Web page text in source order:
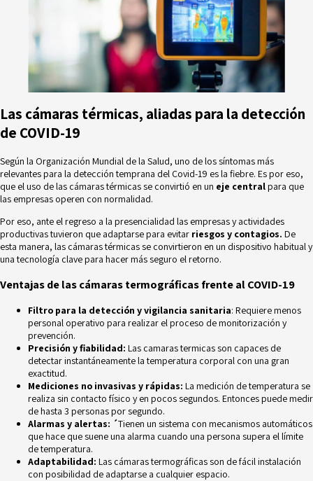
Las cámaras térmicas, aliadas para la detección
de COVID-19
Según la Organización Mundial de la Salud, uno de los síntomas más
relevantes para la detección temprana del Covid-19 es la fiebre. Es por eso,
que el uso de las cámaras térmicas se convirtió en un eje centralpara que
las empresas operen con normalidad.
Por eso, ante el regreso a la presencialidad las empresas y actividades
productivas tuvieron que adaptarse para evitar riesgos y contagios. De
esta manera, las cámaras térmicas se convirtieron en un dispositivo habitual y
una tecnología clave para hacer más seguro el retorno.
Ventajas de las cámaras termográficas frente al COVID-19
Filtro para la detección y vigilancia sanitaria: Requiere menos
personal operativo para realizar el proceso de monitorización y
prevención.
Precisión y fiabilidad: Las camaras termicas son capaces de
detectar instantáneamente la temperatura corporal con una gran
exactitud.
Mediciones no invasivas y rápidas: La medición de temperatura se
realiza sin contacto físico y en pocos segundos. Entonces puede medir
de hasta 3 personas por segundo.
Alarmas y alertas: ´Tienen un sistema con mecanismos automáticos
que hace que suene una alarma cuando una persona supera el límite
de temperatura.
Adaptabilidad: Las cámaras termográficas son de fácil instalación
con posibilidad de adaptarse a cualquier espacio.